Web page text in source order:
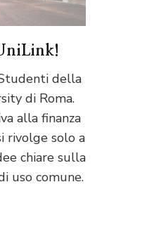
della
di Roma.
alla finanza
rivolge solo a
chiare sulla
uso comune.